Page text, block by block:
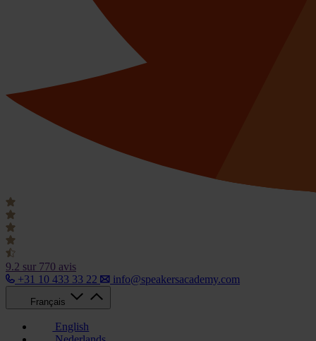
9.2 sur 770 avis
+31 10 433 33 22
info@speakersacademy.com
Français
English